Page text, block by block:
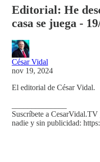
Editorial: He
casa se juega -
César Vidal
nov 19, 2024
El editorial de César Vidal.
Suscríbete a CesarVidal.TV
nadie y sin publicidad: